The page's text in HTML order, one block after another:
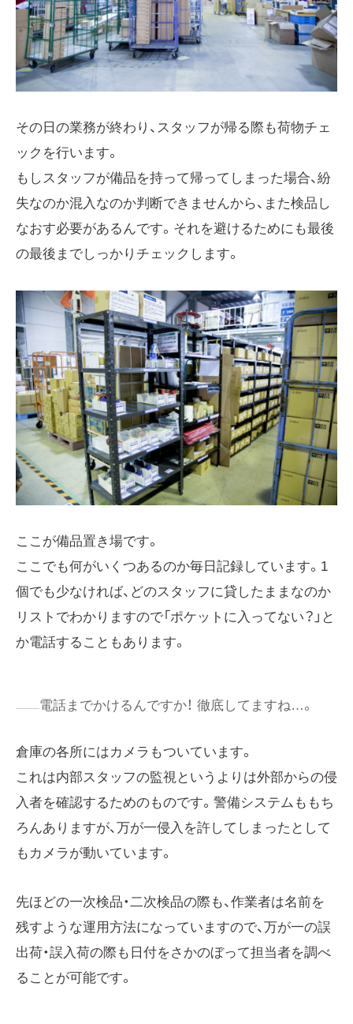
その日の業務が終わり、スタッフが帰る際も荷物チェ
ックを行います。
もしスタッフが備品を持って帰ってしまった場合、紛
失なのか混入なのか判断できませんから、また検品し
なおす必要があるんです。それを避けるためにも最後
の最後までしっかりチェックします。
ここが備品置き場です。
ここでも何がいくつあるのか毎日記録しています。1
個でも少なければ、どのスタッフに貸したままなのか
リストでわかりますので「ポケットに入ってない？」と
か電話することもあります。
電話までかけるんですか！ 徹底してますね…。
倉庫の各所にはカメラもついています。
これは内部スタッフの監視というよりは外部からの侵
入者を確認するためのものです。警備システムももち
ろんありますが、万が一侵入を許してしまったとして
もカメラが動いています。
先ほどの一次検品・二次検品の際も、作業者は名前を
残すような運用方法になっていますので、万が一の誤
出荷・誤入荷の際も日付をさかのぼって担当者を調べ
ることが可能です。